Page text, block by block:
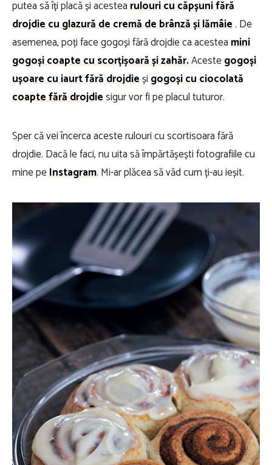
putea să îți placă și acestearulouri cu căpșuni fără
drojdie cu glazură de cremă de brânză și lămâie. De
asemenea, poți face gogoși fără drojdie ca acesteamini
gogoși coapte cu scorțișoară și zahăr.Acestegogoși
ușoare cu iaurt fără drojdieși gogoși cu ciocolată
coaptefără drojdiesigur vor fi pe placul tuturor.
Sper că vei încerca aceste rulouri cu scortisoara fără
drojdie. Dacă le faci, nu uita să împărtășești fotografiile cu
mine peInstagram. Mi-ar plăcea să văd cum ți-au ieșit.